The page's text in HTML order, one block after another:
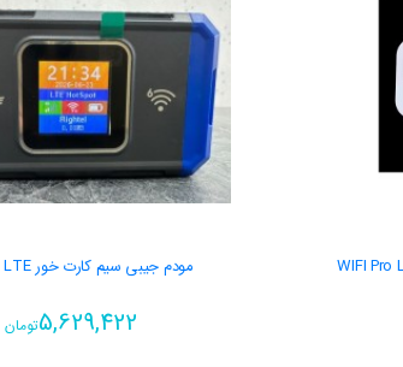
مودم جیبی سیم کارت خور 4G plus LTE
5,629,422تومان